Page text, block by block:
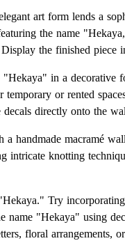
art form lends a
the name
the finished piece
in a decorative
or rented
directly onto the
handmade macramé
intricate knotting
Try
"Hekaya" using
floral arrangements,